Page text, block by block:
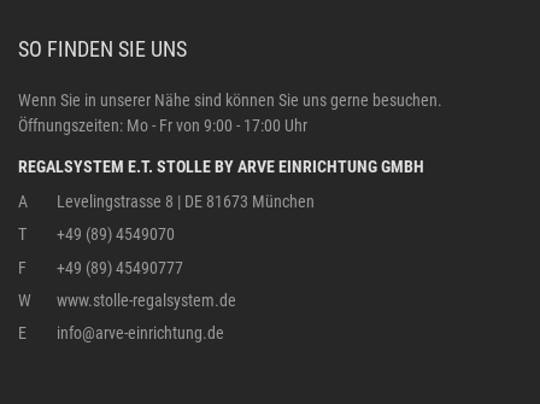
SO FINDEN SIE UNS
Wenn Sie in unserer Nähe sind können Sie uns gerne besuchen.
Öffnungszeiten: Mo - Fr von 9:00 - 17:00 Uhr
REGALSYSTEM E.T. STOLLE BY ARVE EINRICHTUNG GMBH
A
Levelingstrasse 8 | DE 81673 München
T
+49 (89) 4549070
F
+49 (89) 45490777
W
www.stolle-regalsystem.de
E
info@arve-einrichtung.de